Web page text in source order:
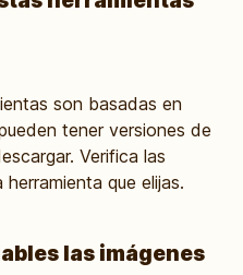
son basadas en
tener versiones de
Verifica las
que elijas.
las imágenes